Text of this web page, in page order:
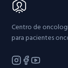
Centro de
para pacientes